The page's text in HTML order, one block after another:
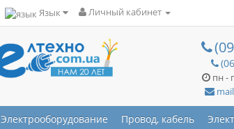
Язык Личный кабинет
пн -
Электрооборудование Провод, кабель